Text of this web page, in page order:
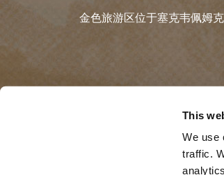
This
We use
traffic.
金色旅游区位于塞克韦佩姆
©2025 Golden Tourism |